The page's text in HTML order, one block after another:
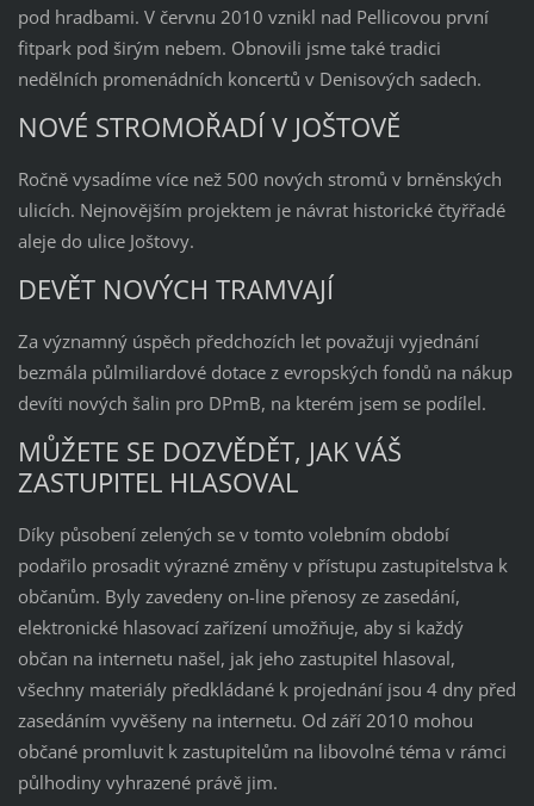
pod hradbami. V červnu 2010 vznikl nad Pellicovou první
fitpark pod širým nebem. Obnovili jsme také tradici
nedělních promenádních koncertů v Denisových sadech.
NOVÉ STROMOŘADÍ V JOŠTOVĚ
Ročně vysadíme více než 500 nových stromů v brněnských
ulicích. Nejnovějším projektem je návrat historické čtyřřadé
aleje do ulice Joštovy.
DEVĚT NOVÝCH TRAMVAJÍ
Za významný úspěch předchozích let považuji vyjednání
bezmála půlmiliardové dotace z evropských fondů na nákup
devíti nových šalin pro DPmB, na kterém jsem se podílel.
MŮŽETE SE DOZVĚDĚT, JAK VÁŠ
ZASTUPITEL HLASOVAL
Díky působení zelených se v tomto volebním období
podařilo prosadit výrazné změny v přístupu zastupitelstva k
občanům. Byly zavedeny on-line přenosy ze zasedání,
elektronické hlasovací zařízení umožňuje, aby si každý
občan na internetu našel, jak jeho zastupitel hlasoval,
všechny materiály předkládané k projednání jsou 4 dny před
zasedáním vyvěšeny na internetu. Od září 2010 mohou
občané promluvit k zastupitelům na libovolné téma v rámci
půlhodiny vyhrazené právě jim.